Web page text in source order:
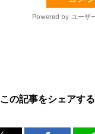
この記事をシェアする